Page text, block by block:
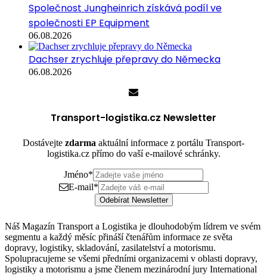
Společnost Jungheinrich získává podíl ve
společnosti EP Equipment
06.08.2026
Dachser zrychluje přepravy do Německa
06.08.2026
Transport-logistika.cz Newsletter
Dostávejte zdarma aktuální informace z portálu Transport-
logistika.cz přímo do vaší e-mailové schránky.
Jméno*
E-mail*
Odebírat Newsletter
Náš Magazín Transport a Logistika je dlouhodobým lídrem ve svém
segmentu a každý měsíc přináší čtenářům informace ze světa
dopravy, logistiky, skladování, zasilatelství a motorismu.
Spolupracujeme se všemi předními organizacemi v oblasti dopravy,
logistiky a motorismu a jsme členem mezinárodní jury International